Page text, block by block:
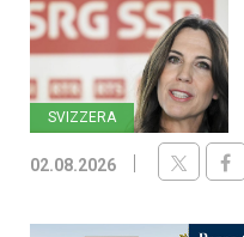
SVIZZERA
02.08.2026